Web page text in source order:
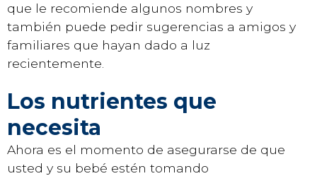
que le recomiende algunos nombres y
también puede pedir sugerencias a amigos y
familiares que hayan dado a luz
recientemente.
Los nutrientes que
necesita
Ahora es el momento de asegurarse de que
usted y su bebé estén tomando